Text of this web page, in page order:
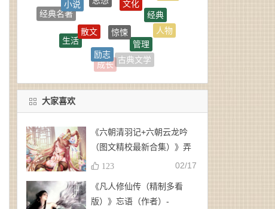
经典名著
人物
人物传记
国学
散文
惊悚
古典文学
成长
励志
大家喜欢
《六朝清羽记+六朝云龙吟
（图文精校最新合集）》弄
玉、龙璇（作者）-
123 02/17
《凡人修仙传（精制多看
版）》忘语（作者）-